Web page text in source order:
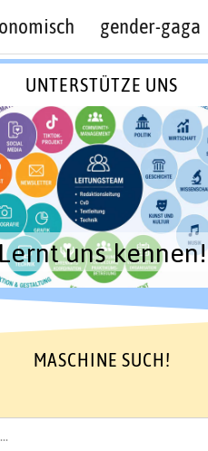
gender-gaga
UNTERSTÜTZE UNS
Lernt uns kennen!
MASCHINE SUCH!